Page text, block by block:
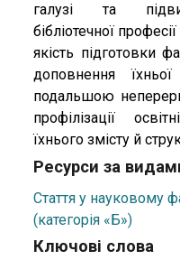
галузі та
бібліотечної
якість підготовки
доповнення
подальшою
профілізації
їхнього змісту й
Ресурси за
Стаття у науковому
(категорія «Б»)
Ключові слова